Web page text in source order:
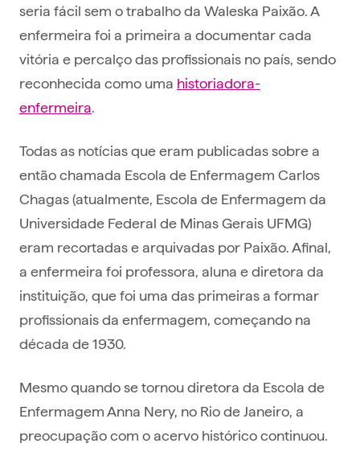
seria fácil sem o trabalho da Waleska Paixão. A
enfermeira foi a primeira a documentar cada
vitória e percalço das profissionais no país, sendo
reconhecida como uma historiadora-
enfermeira.
Todas as notícias que eram publicadas sobre a
então chamada Escola de Enfermagem Carlos
Chagas (atualmente, Escola de Enfermagem da
Universidade Federal de Minas Gerais UFMG)
eram recortadas e arquivadas por Paixão. Afinal,
a enfermeira foi professora, aluna e diretora da
instituição, que foi uma das primeiras a formar
profissionais da enfermagem, começando na
década de 1930.
Mesmo quando se tornou diretora da Escola de
Enfermagem Anna Nery, no Rio de Janeiro, a
preocupação com o acervo histórico continuou.